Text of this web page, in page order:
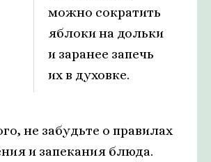
можно сократить
яблоки на дольки
и заранее запечь
их в духовке.
не забудьте о правилах
и запекания блюда.